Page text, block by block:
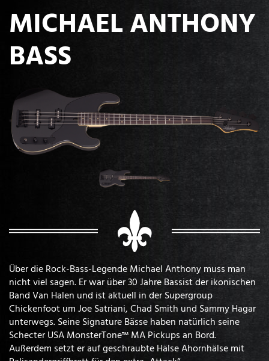
MICHAEL ANTHONY
BASS
Über die Rock-Bass-Legende Michael Anthony muss man
nicht viel sagen. Er war über 30 Jahre Bassist der ikonischen
Band Van Halen und ist aktuell in der Supergroup
Chickenfoot um Joe Satriani, Chad Smith und Sammy Hagar
unterwegs. Seine Signature Bässe haben natürlich seine
Schecter USA MonsterTone™ MA Pickups an Bord.
Außerdem setzt er auf geschraubte Hälse Ahornhälse mit